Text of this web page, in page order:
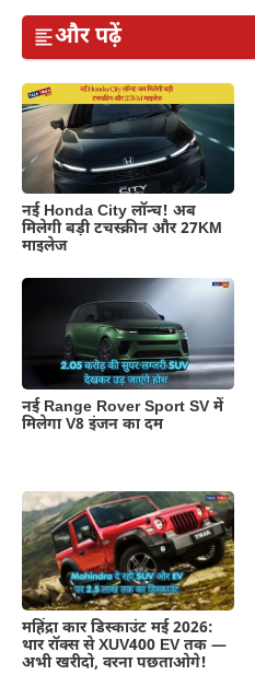
और पढ़ें
नई Honda City लॉन्च! अब
मिलेगी बड़ी टचस्क्रीन और 27KM
माइलेज
नई Range Rover Sport SV में
मिलेगा V8 इंजन का दम
महिंद्रा कार डिस्काउंट मई 2026:
थार रॉक्स से XUV400 EV तक —
अभी खरीदो, वरना पछताओगे!